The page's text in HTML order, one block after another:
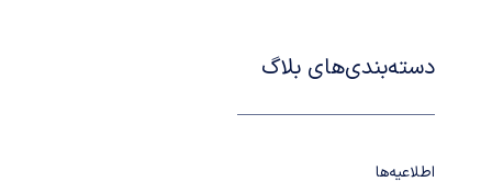
دسته‌بندی‌های بلاگ
اطلاعیه‌ها